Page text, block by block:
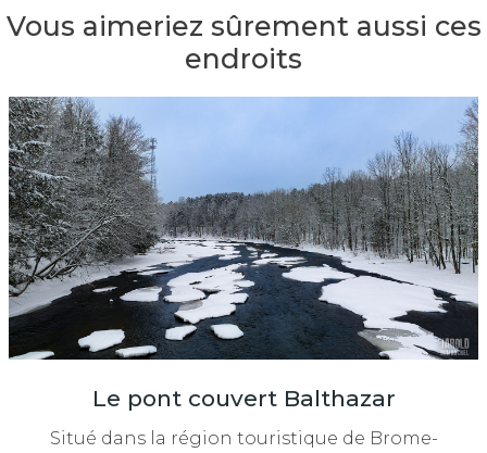
Vous aimeriez sûrement aussi ces
endroits
Le pont couvert Balthazar
Situé dans la région touristique de Brome-